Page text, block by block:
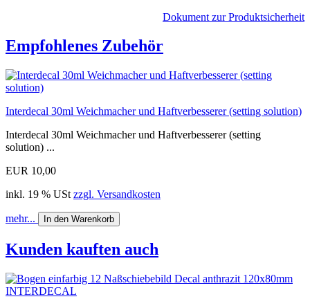
Dokument zur Produktsicherheit
Empfohlenes Zubehör
Interdecal 30ml Weichmacher und Haftverbesserer (setting solution)
Interdecal 30ml Weichmacher und Haftverbesserer (setting
solution) ...
EUR 10,00
inkl. 19 % USt zzgl. Versandkosten
mehr... In den Warenkorb
Kunden kauften auch